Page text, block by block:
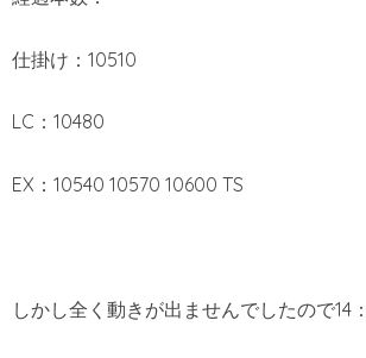
仕掛け：10510
LC：10480
EX：10540 10570 10600 TS
しかし全く動きが出ませんでしたので14